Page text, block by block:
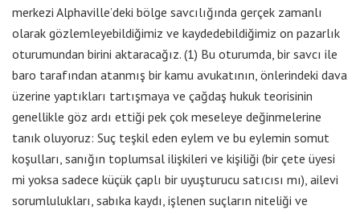
merkezi Alphaville’deki bölge savcılığında gerçek zamanlı
olarak gözlemleyebildiğimiz ve kaydedebildiğimiz on pazarlık
oturumundan birini aktaracağız. (1) Bu oturumda, bir savcı ile
baro tarafından atanmış bir kamu avukatının, önlerindeki dava
üzerine yaptıkları tartışmaya ve çağdaş hukuk teorisinin
genellikle göz ardı ettiği pek çok meseleye değinmelerine
tanık oluyoruz: Suç teşkil eden eylem ve bu eylemin somut
koşulları, sanığın toplumsal ilişkileri ve kişiliği (bir çete üyesi
mi yoksa sadece küçük çaplı bir uyuşturucu satıcısı mı), ailevi
sorumlulukları, sabıka kaydı, işlenen suçların niteliği ve